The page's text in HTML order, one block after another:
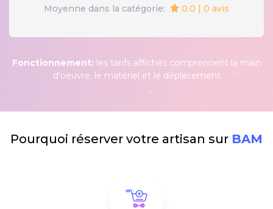
Moyenne dans la catégorie: 0.0 | 0 avis
Fonctionnement: les tarifs affichés comprennent la main
d'oeuvre, le matériel et le déplacement
Pourquoi réserver votre artisan sur BAM